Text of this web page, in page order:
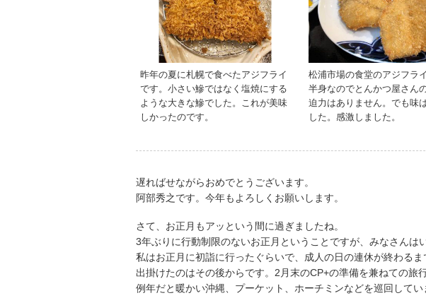
昨年の夏に札幌で食べたアジフライ
です。小さい鰺ではなく塩焼にする
ような大きな鰺でした。これが美味
しかったのです。
松浦市場の食堂のアジフライ
半身なのでとんかつ屋さん
迫力はありません。でも味
した。感激しました。
遅ればせながらおめでとうございます。
阿部秀之です。今年もよろしくお願いします。
さて、お正月もアッという間に過ぎましたね。
3年ぶりに行動制限のないお正月ということですが、みなさんは
私はお正月に初詣に行ったぐらいで、成人の日の連休が終わるま
出掛けたのはその後からです。2月末のCP+の準備を兼ねての旅行
例年だと暖かい沖縄、プーケット、ホーチミンなどを巡回して